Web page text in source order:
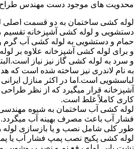
محدویت های موجود دست مهندس طراح
لوله کشی ساختمان به دو قسمت اصلی
دستشویی و لوله کشی آشپزخانه تقسیم
حمام و دستشویی به لوله کشی آب گرم
و برای لوله کشی آشپزخانه علاوه بر
و سرد به لوله کشی گاز نیز نیاز
به نام لاندری نیز ساخته شده است که
لباسشویی است.اما در اکثر منازل
آشپزخانه قرار میگیرد که از نظر
کاری کاملاً غلط است.
لوله کشی آب ساختمان به شیوه مهندسی
فشار آب باعث مصرف بهینه آب
طور کلی شامل نصب و یا بازسازی
لوله کشی پکیج نصب پمپ فشار آب یا